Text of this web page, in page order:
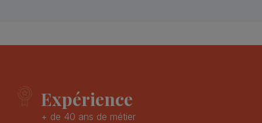
Expérience
+ de 40 ans de métier